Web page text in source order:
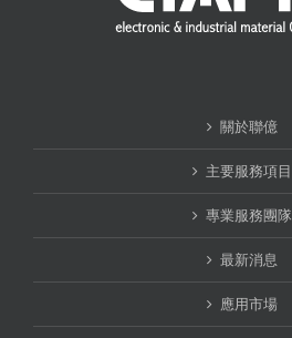
關於聯億
主要服務項目
專業服務團隊
最新消息
應用市場